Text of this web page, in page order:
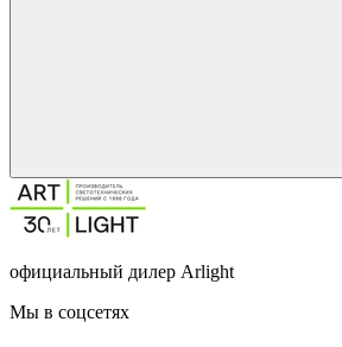
официальный дилер Arlight
Мы в соцсетях